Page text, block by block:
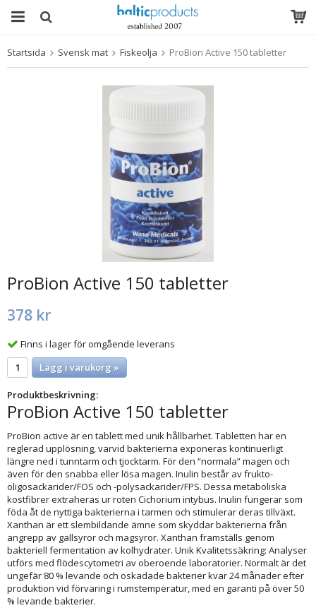
Startsida Svensk mat Fiskeolja ProBion Active 150 tabletter
ProBion Active 150 tabletter
378 kr
Finns i lager för omgående leverans
Lägg i varukorg »
Produktbeskrivning:
ProBion Active 150 tabletter
ProBion active är en tablett med unik hållbarhet. Tabletten har en
reglerad upplösning, varvid bakterierna exponeras kontinuerligt
längre ned i tunntarm och tjocktarm. För den “normala” magen och
även för den snabba eller lösa magen. Inulin består av frukto-
oligosackarider/FOS och -polysackarider/FPS. Dessa metaboliska
kostfibrer extraheras ur roten Cichorium intybus. Inulin fungerar som
föda åt de nyttiga bakterierna i tarmen och stimulerar deras tillväxt.
Xanthan är ett slembildande ämne som skyddar bakterierna från
angrepp av gallsyror och magsyror. Xanthan framställs genom
bakteriell fermentation av kolhydrater. Unik Kvalitetssäkring: Analyser
utförs med flödescytometri av oberoende laboratorier. Normalt är det
ungefär 80 % levande och oskadade bakterier kvar 24 månader efter
produktion vid förvaring i rumstemperatur, med en garanti på över 50
% levande bakterier.